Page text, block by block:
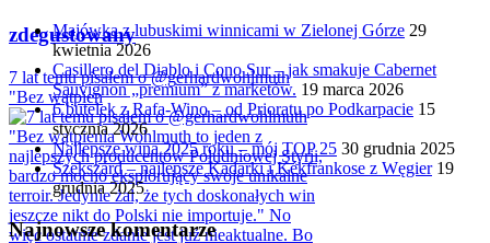
zdegustowany
7 lat temu pisałem o @gerhardwohlmuth
"Bez wątpien
Majówka z lubuskimi winnicami w Zielonej Górze 29
kwietnia 2026
Casillero del Diablo i Cono Sur – jak smakuje Cabernet
Sauvignon „premium” z marketów. 19 marca 2026
6 butelek z Rafa-Wino – od Prioratu po Podkarpacie 15
stycznia 2026
Najlepsze wina 2025 roku – mój TOP 25 30 grudnia 2025
Szekszárd – najlepsze Kadarki i Kékfrankose z Węgier 19
grudnia 2025
Najnowsze komentarze